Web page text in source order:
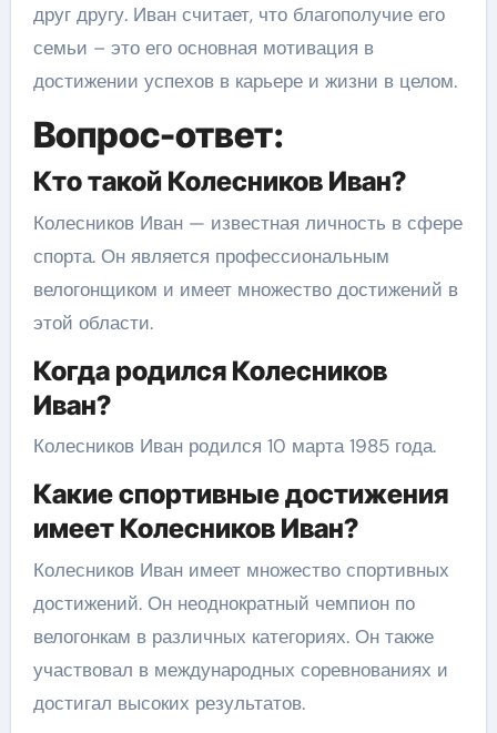
друг другу. Иван считает, что благополучие его
семьи – это его основная мотивация в
достижении успехов в карьере и жизни в целом.
Вопрос-ответ:
Кто такой Колесников Иван?
Колесников Иван — известная личность в сфере
спорта. Он является профессиональным
велогонщиком и имеет множество достижений в
этой области.
Когда родился Колесников
Иван?
Колесников Иван родился 10 марта 1985 года.
Какие спортивные достижения
имеет Колесников Иван?
Колесников Иван имеет множество спортивных
достижений. Он неоднократный чемпион по
велогонкам в различных категориях. Он также
участвовал в международных соревнованиях и
достигал высоких результатов.